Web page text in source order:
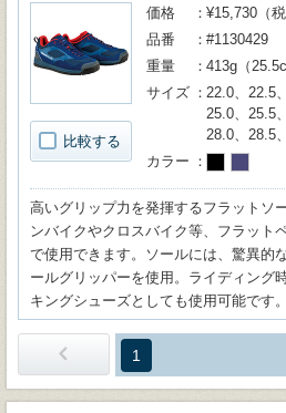
比較する
価格
¥15,730（税
品番
#1130429
重量
413g（
サイズ
22.0、22.5
25.0、25.5
28.0、28.5
カラー
高いグリップ力を発揮するフラットソ
ンバイクやクロスバイク等、フラット
で使用できます。ソールには、驚異的
ールグリッパーを使用。ライディング
キングシューズとしても使用可能です。
1